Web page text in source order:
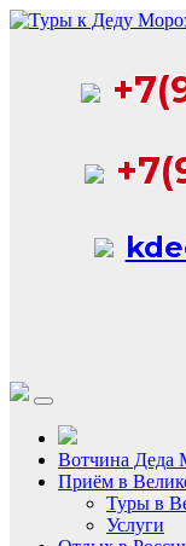
Перейти
Вотчина Деда
Приём в
Туры в
Услуги